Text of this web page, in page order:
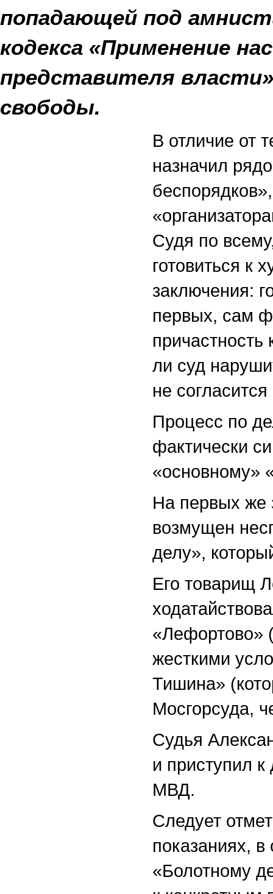
попадающей под
кодекса «Применение
представителя
свободы.
В отличие от
назначил
Судя по
готовиться к
заключения:
первых, сам
ли суд
не
Процесс по
фактически
«основному»
На первых же
возмущен
делу»,
Его товарищ
«Лефортово»
жесткими
Тишина»
Мосгорсуда,
Судья
и приступил
МВД.
Следует
показаниях,
«Болотному